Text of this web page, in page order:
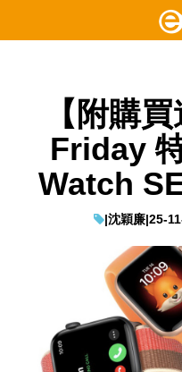
【附購
Friday
Watch
|沈穎廉|25-